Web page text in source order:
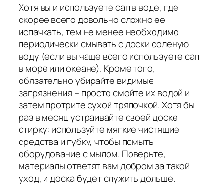
Хотя вы и используете сап в воде, где
скорее всего довольно сложно ее
испачкать, тем не менее необходимо
периодически смывать с доски соленую
воду (если вы чаще всего используете сап
в море или океане). Кроме того,
обязательно убирайте видимые
загрязнения – просто смойте их водой и
затем протрите сухой тряпочкой. Хотя бы
раз в месяц устраивайте своей доске
стирку: используйте мягкие чистящие
средства и губку, чтобы помыть
оборудование с мылом. Поверьте,
материалы ответят вам добром за такой
уход, и доска будет служить дольше.